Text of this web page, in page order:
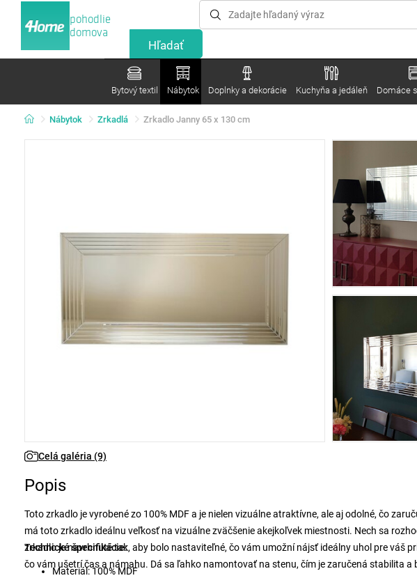
pohodlie
domova
Bytový textil Nábytok Doplnky a dekorácie Kuchyňa a jedáleň Domáce
Nábytok Zrkadlá Zrkadlo Janny 65 x 130 cm
Celá galéria (9)
Popis
Toto zrkadlo je vyrobené zo 100% MDF a je nielen vizuálne atraktívne, ale aj odolné, čo
má toto zrkadlo ideálnu veľkosť na vizuálne zväčšenie akejkoľvek miestnosti. Nech sa
zrkadlo je navrhnuté tak, aby bolo nastaviteľné, čo vám umožní nájsť ideálny uhol pre váš
čo vám ušetrí čas a námahu. Dá sa ľahko namontovať na stenu, čím je zaručená stabilita a
Technické špecifikácie:
Materiál: 100% MDF